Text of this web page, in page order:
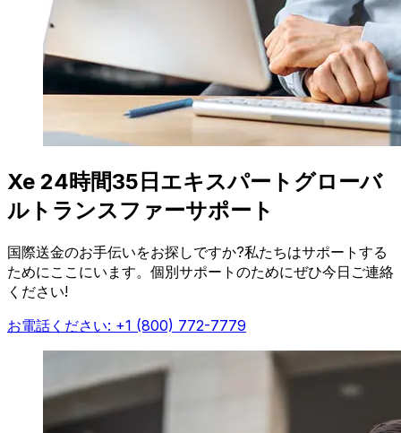
Xe 24時間35日エキスパートグローバ
ルトランスファーサポート
国際送金のお手伝いをお探しですか?私たちはサポートする
ためにここにいます。個別サポートのためにぜひ今日ご連絡
ください!
お電話ください: +1 (800) 772-7779